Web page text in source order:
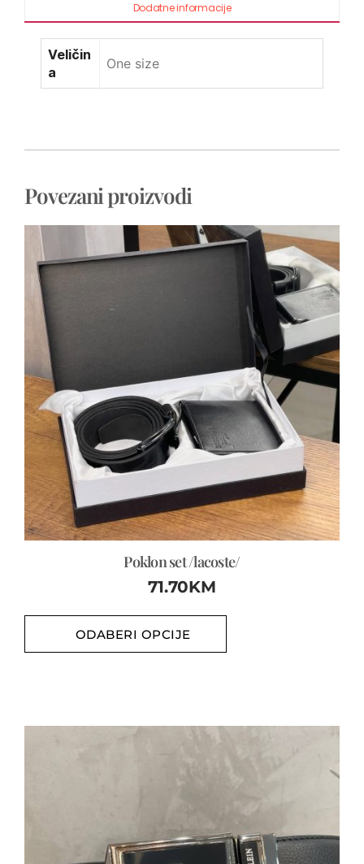
Dodatne informacije
Veličin
a
One size
Povezani proizvodi
Poklon set /lacoste/
71.70KM
ODABERI OPCIJE